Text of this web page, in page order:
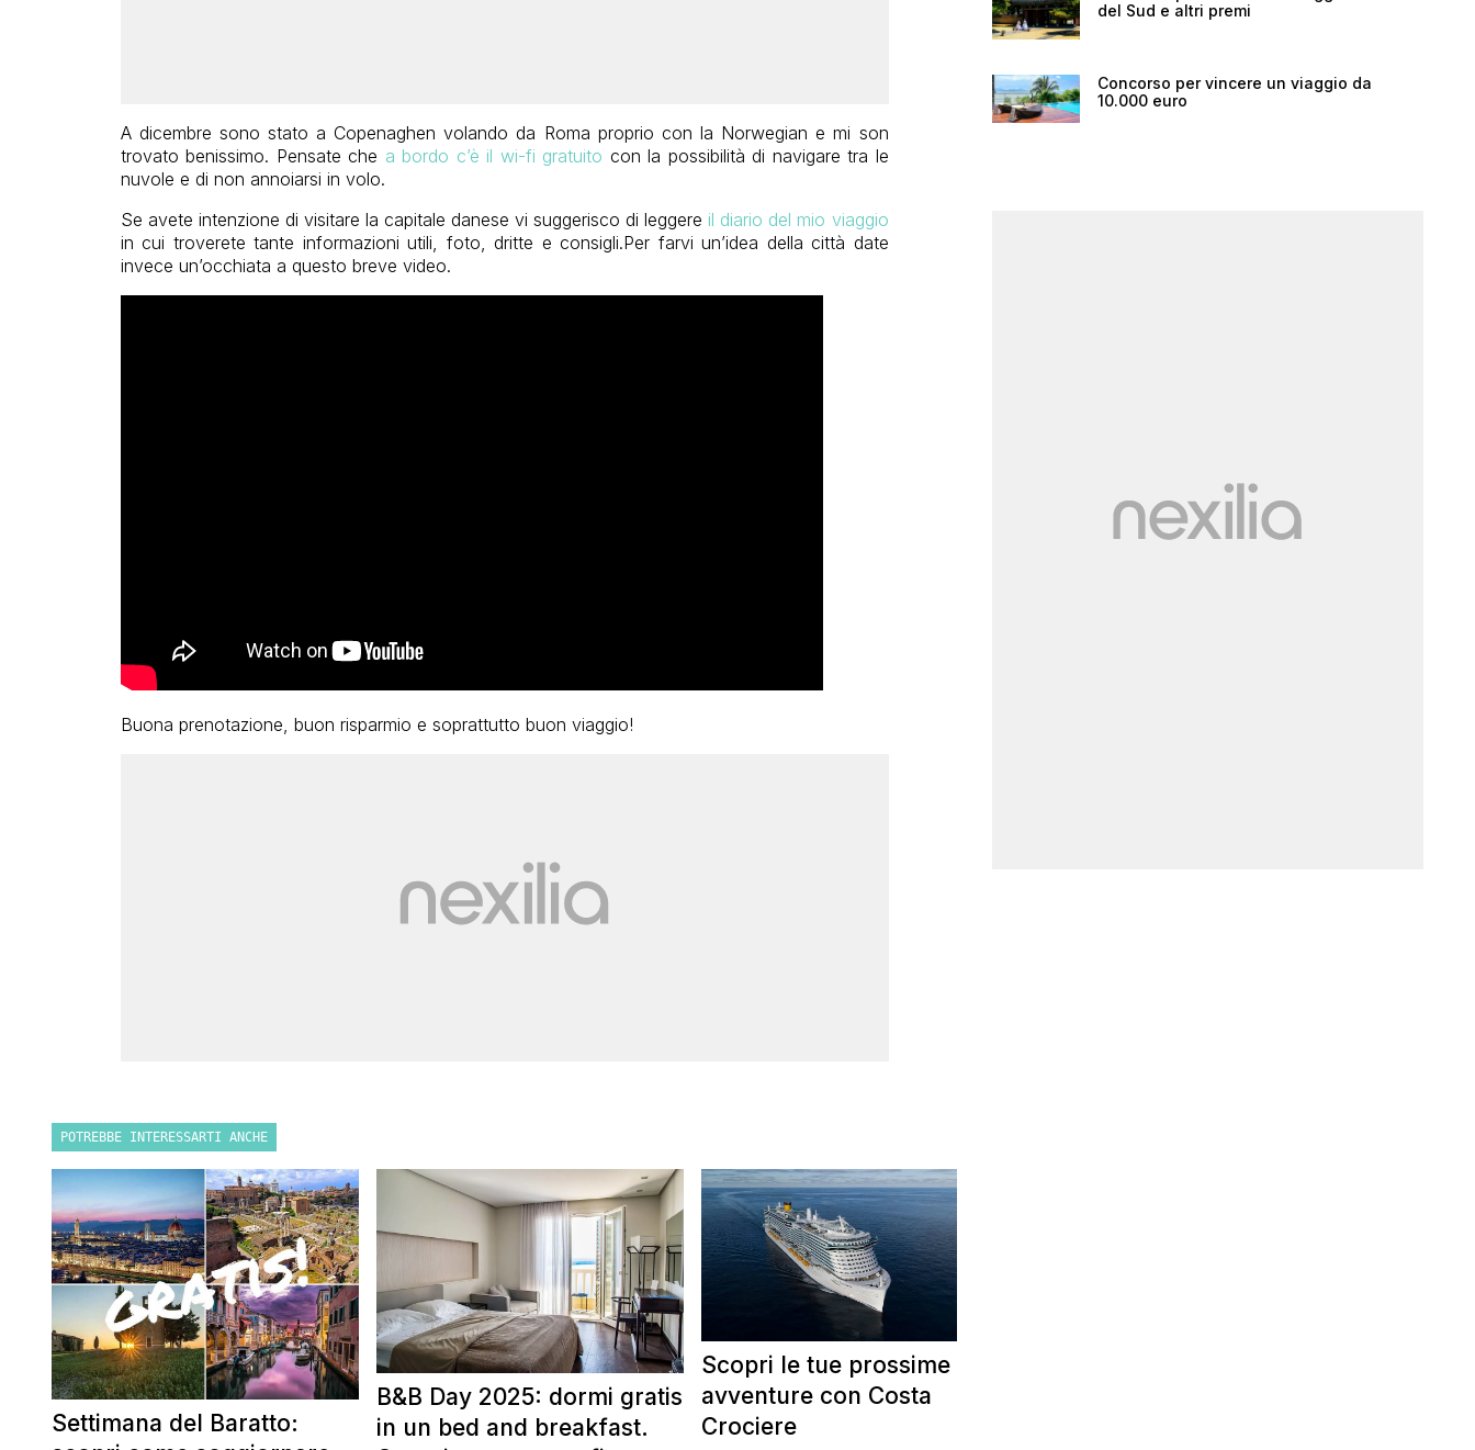
A dicembre sono stato a Copenaghen volando da Roma proprio con la Norwegian e mi son
trovato benissimo. Pensate che a bordo c’è il wi-fi gratuito con la possibilità di navigare tra le
nuvole e di non annoiarsi in volo.
Se avete intenzione di visitare la capitale danese vi suggerisco di leggere il diario del mio viaggio
in cui troverete tante informazioni utili, foto, dritte e consigli.Per farvi un’idea della città date
invece un’occhiata a questo breve video.
Buona prenotazione, buon risparmio e soprattutto buon viaggio!
POTREBBE INTERESSARTI ANCHE
Settimana del Baratto:
B&B Day 2025: dormi gratis
in un bed and breakfast.
Scopri le tue prossime
avventure con Costa
Crociere
del Sud e altri premi
Concorso per vincere un viaggio da
10.000 euro